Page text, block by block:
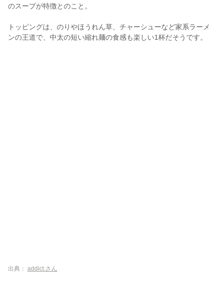
のスープが特徴とのこと。
トッピングは、のりやほうれん草、チャーシューなど家系ラーメ
ンの王道で、中太の短い縮れ麺の食感も楽しい1杯だそうです。
出典： addict.さん